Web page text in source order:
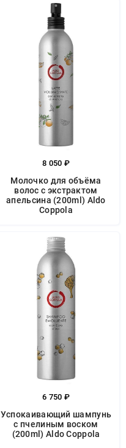
8 050 ₽
Молочко для объёма
волос с экстрактом
апельсина (200ml) Aldo
Coppola
6 750 ₽
Успокаивающий шампунь
с пчелиным воском
(200ml) Aldo Coppola